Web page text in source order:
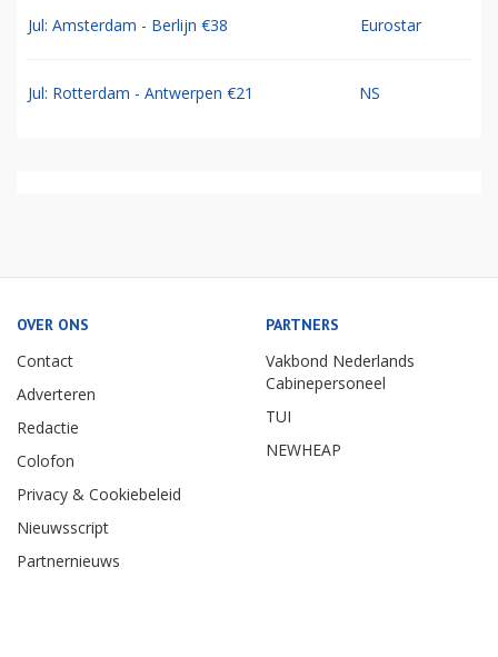
Jul: Amsterdam - Berlijn €38 Eurostar
Jul: Rotterdam - Antwerpen €21 NS
OVER ONS
Contact
Adverteren
Redactie
Colofon
Privacy & Cookiebeleid
Nieuwsscript
Partnernieuws
PARTNERS
Vakbond Nederlands
Cabinepersoneel
TUI
NEWHEAP